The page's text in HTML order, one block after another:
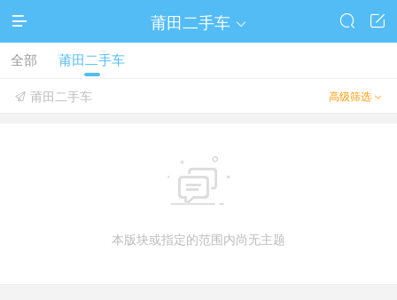
 莆田二手车  

全部 莆田二手车
高级筛选 
 莆田二手车

本版块或指定的范围内尚无主题